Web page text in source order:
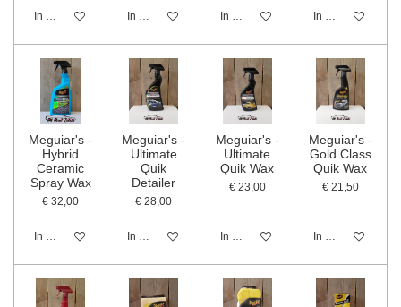
In winkelwagen In winkelwagen In winkelwagen In winkelwagen
Meguiar's -
Hybrid
Ceramic
Spray Wax
€ 32,00
In winkelwagen
Meguiar's -
Ultimate
Quik
Detailer
€ 28,00
In winkelwagen
Meguiar's -
Ultimate
Quik Wax
€ 23,00
In winkelwagen
Meguiar's -
Gold Class
Quik Wax
€ 21,50
In winkelwagen